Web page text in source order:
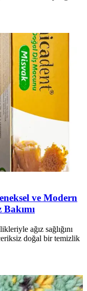
ve Modern
ağız sağlığını
doğal bir temizlik